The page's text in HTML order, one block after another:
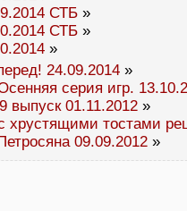
СТБ »
СТБ »
»
24.09.2014 »
серия игр.
выпуск 01.11.2012 »
хрустящими тостами
09.09.2012 »